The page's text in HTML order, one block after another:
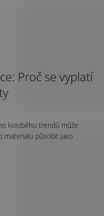
Proč se vyplatí
koloběhu trendů může
materiálu působit jako